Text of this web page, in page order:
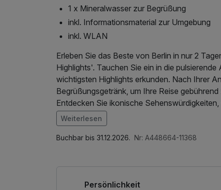
1 x Mineralwasser zur Begrüßung
inkl. Informationsmaterial zur Umgebung
inkl. WLAN
Erleben Sie das Beste von Berlin in nur 2
Highlights'. Tauchen Sie ein in die
wichtigsten Highlights erkunden. Nach Ihrer
Begrüßungsgetränk, um Ihre Reise
Entdecken Sie ikonische
Hotspots, während Sie durch Berlins
Köstlichkeiten in ausgewählten Restaurants
und Moderne, die Berlin auszeichnet. Unsere
Im Angebot enthalten
1 x Welcome Drink, W-LAN Nutzung /
Weiterlesen
Buchbar bis 31.12.2026. Nr: A448664-11368
Persönlichkeit